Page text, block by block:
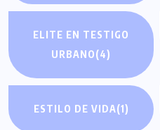
ELITE EN TESTIGO
URBANO(4)
ESTILO DE VIDA(1)